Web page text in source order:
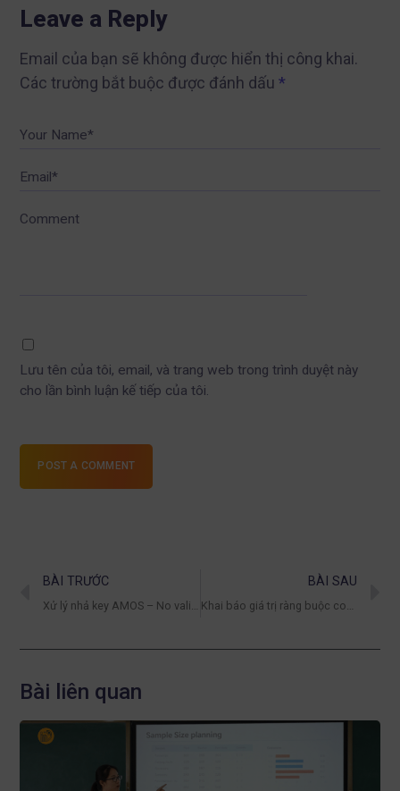
Leave a Reply
Email của bạn sẽ không được hiển thị công khai.
Các trường bắt buộc được đánh dấu*
Your Name*
Email*
Comment
Lưu tên của tôi, email, và trang web trong trình duyệt này
cho lần bình luận kế tiếp của tôi.
POST A COMMENT
BÀI TRƯỚC BÀI SAU
Bài liên quan